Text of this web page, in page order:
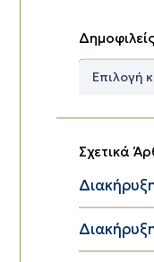
Δημοφιλείς
Σχετικά